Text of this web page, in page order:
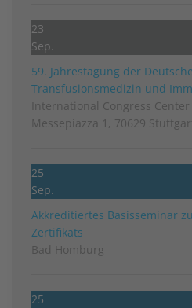
23
Sep.
59. Jahrestagung der
Transfusionsmedizin und
International Congress
Messepiazza 1, 70629
25
Sep.
Akkreditiertes Basisseminar
Zertifikats
Bad Homburg
25